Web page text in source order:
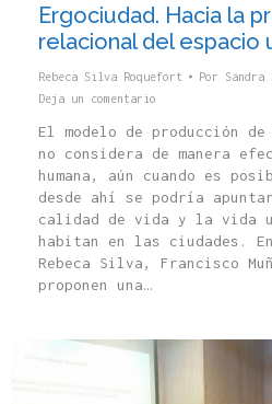
Ergociudad. Hacia la
relacional del espacio
Rebeca Silva Roquefort Por Sandra
Deja un comentario
El modelo de producción
no considera de manera
humana, aún cuando es
desde ahí se podría
calidad de vida y la vida
habitan en las ciudades.
Rebeca Silva, Francisco
proponen una…